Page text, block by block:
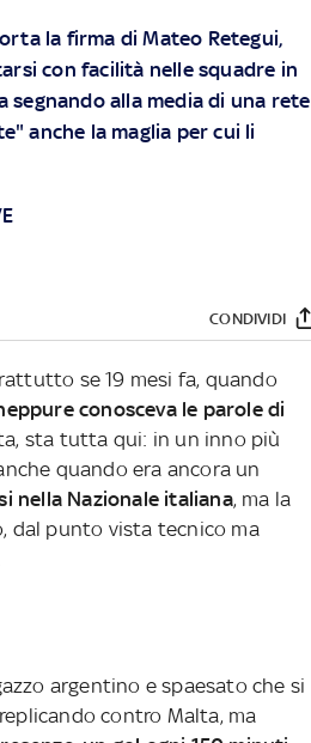
la firma di Mateo Retegui,
con facilità nelle squadre in
alla media di una rete
anche la maglia per cui li
CONDIVIDI
se 19 mesi fa, quando
conosceva le parole di
sta tutta qui: in un inno più
quando era ancora un
nella Nazionale italiana, ma la
dal punto vista tecnico ma
argentino e spaesato che si
contro Malta, ma